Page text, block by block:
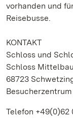
vorhanden und
Reisebusse.
KONTAKT
Schloss und
Schloss Mittelbau
68723
Telefon +49(0)62